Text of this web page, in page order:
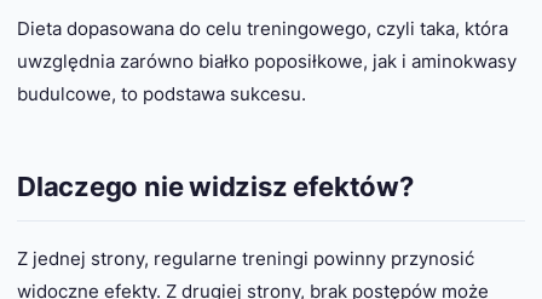
Dieta dopasowana do celu treningowego, czyli taka, która
uwzględnia zarówno białko poposiłkowe, jak i aminokwasy
budulcowe, to podstawa sukcesu.
Dlaczego nie widzisz efektów?
Z jednej strony, regularne treningi powinny przynosić
widoczne efekty. Z drugiej strony, brak postępów może